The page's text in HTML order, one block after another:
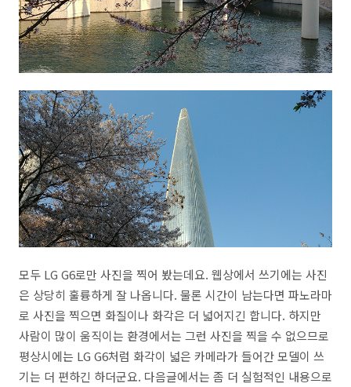
모두 LG G6로만 사진을 찍어 봤는데요. 웹상에서 쓰기에는 사진
은 상당히 훌륭하게 잘 나옵니다. 물론 시간이 남는다면 파노라마
로 사진을 찍으면 화질이나 화각은 더 넓어지긴 합니다. 하지만
사람이 많이 움직이는 환경에서는 그런 사진을 찍을 수 없으므로
평상시에는 LG G6처럼 화각이 넓은 카메라가 들어간 모델이 쓰
기는 더 편하긴 하더군요. 다음글에서는 좀 더 실험적인 내용으로